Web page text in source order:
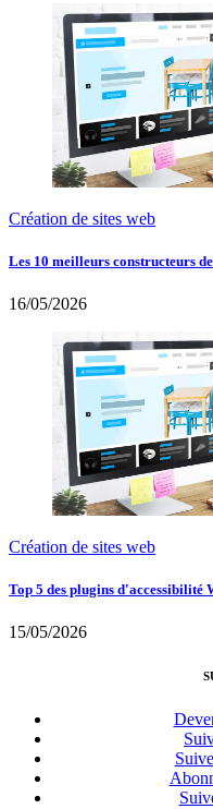
Création de sites web
Les 10 meilleurs constructeurs
16/05/2026
Création de sites web
Top 5 des plugins d'accessibilité
15/05/2026